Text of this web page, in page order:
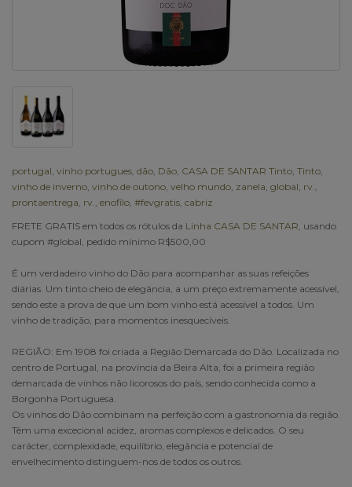
portugal vinho portugues dão Dão CASA DE SANTAR Tinto Tinto
vinho de inverno vinho de outono velho mundo zanela global rv.
prontaentrega rv. enofilo #fevgratis cabriz
FRETE GRATIS em todos os rótulos da Linha CASA DE SANTAR , usando
cupom #global, pedido mínimo R$500,00
É um verdadeiro vinho do Dão para acompanhar as suas refeições
diárias. Um tinto cheio de elegância, a um preço extremamente acessível,
sendo este a prova de que um bom vinho está acessível a todos. Um
vinho de tradição, para momentos inesquecíveis.
REGIÃO: Em 1908 foi criada a Região Demarcada do Dão. Localizada no
centro de Portugal, na província da Beira Alta, foi a primeira região
demarcada de vinhos não licorosos do país, sendo conhecida como a
Borgonha Portuguesa.
Os vinhos do Dão combinam na perfeição com a gastronomia da região.
Têm uma excecional acidez, aromas complexos e delicados. O seu
carácter, complexidade, equilíbrio, elegância e potencial de
envelhecimento distinguem-nos de todos os outros.